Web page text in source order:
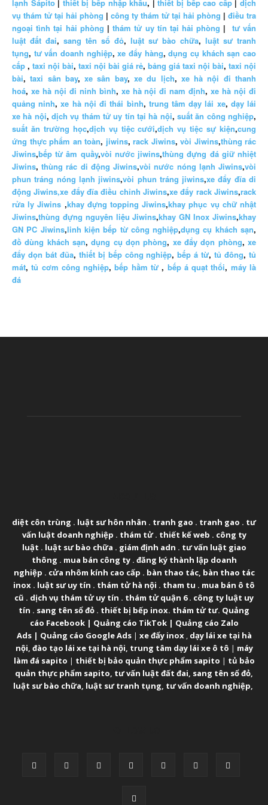
lạnh Sápito | thiết bị bếp nhập khẩu, |thiết bị bếp cao cấp|dịch
vụ thám tử tại hải phòng | công ty thám tử tại hải phòng | điều tra
ngoại tình tại hải phòng |thám tử uy tín tại hải phòng | tư vấn
luật đất đai, sang tên sổ đỏ, luật sư bào chữa, luật sư tranh
tụng, tư vấn doanh nghiệp,xe đẩy hàng,dụng cụ khách sạn cao
cấp , taxi nội bài, taxi nội bài giá rẻ, bảng giá taxi nội bài, taxi nội
bài,taxi sân bay,xe sân bay,xe du lịch, xe hà nội đi thanh
hoá, xe hà nội đi ninh bình, xe hà nội đi nam định,xe hà nội đi
quảng ninh,xe hà nội đi thái bình, trung tâm dạy lái xe, dạy lái
xe hà nội,dịch vụ thám tử uy tín tại hà nội,suất ăn công nghiệp,
suất ăn trường học,dịch vụ tiệc cưới,dịch vụ tiệc sự kiện,cung
ứng thực phẩm an toàn, jiwins, rack Jiwins, vòi Jiwins,thùng rác
Jiwins,bếp từ âm quầy,vòi nước jiwins,thùng đựng đá giữ nhiệt
Jiwins,thùng rác di động Jiwins,vòi nước nóng lạnh Jiwins,vòi
phun tráng nóng lạnh jiwins,vòi phun tráng jiwins,xe đẩy đĩa di
động Jiwins,xe đẩy đĩa điều chỉnh Jiwins,xe đẩy rack Jiwins,rack
rửa ly Jiwins ,khay đựng topping Jiwins,khay phục vụ chữ nhật
Jiwins,thùng đựng nguyên liệu Jiwins,khay GN Inox Jiwins,khay
GN PC Jiwins,linh kiện bếp từ công nghiệp,dụng cụ khách sạn,
đồ dùng khách sạn,dụng cụ dọn phòng, xe đẩy dọn phòng,xe
đẩy dọn bát đũa, thiết bị bếp công nghiệp,bếp á từ,tủ đông,tủ
mát,tủ cơm công nghiệp,bếp hầm từ , bếp á quạt thổi, máy là
đá
diệt côn trùng . luật sư hôn nhân . tranh gao . tranh gao . tư
vấn luật doanh nghiệp . thám tử. thiết kế web . công ty
luật . luật sư bào chữa . giám định adn . tư vấn luật giao
thông . mua bán công ty. đăng ký thành lập doanh
nghiệp . cửa nhôm kính cao cấp . bàn thao tác, bàn thao tác
inox . luật sư uy tín . thám tử hà nội . tham tu . mua bán ô tô
cũ . dịch vụ thám tử uy tín . thám tử quận 6. công ty luật uy
tín . sang tên sổ đỏ . thiết bị bếp inox. thám tử tư. Quảng
cáo Facebook| Quảng cáo TikTok| Quảng cáo Zalo
Ads| Quảng cáo Google Ads| xe đẩy inox, dạy lái xe tại hà
nội, đào tạo lái xe tại hà nội, trung tâm dạy lái xe ô tô | máy
làm đá sapito | thiết bị bảo quản thực phẩm sapito | tủ bảo
quản thực phẩm sapito, tư vấn luật đất đai, sang tên sổ đỏ,
luật sư bào chữa, luật sư tranh tụng, tư vấn doanh nghiệp,